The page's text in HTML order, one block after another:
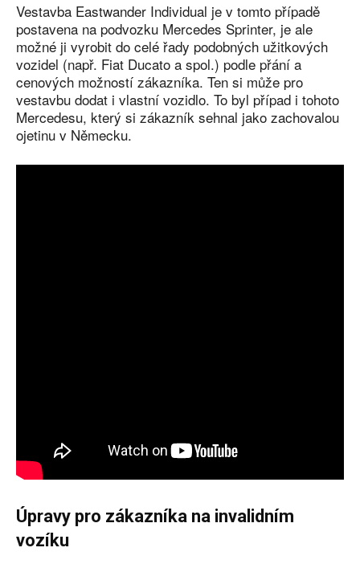
Vestavba Eastwander Individual je v tomto případě
postavena na podvozku Mercedes Sprinter, je ale
možné ji vyrobit do celé řady podobných užitkových
vozidel (např. Fiat Ducato a spol.) podle přání a
cenových možností zákazníka. Ten si může pro
vestavbu dodat i vlastní vozidlo. To byl případ i tohoto
Mercedesu, který si zákazník sehnal jako zachovalou
ojetinu v Německu.
Úpravy pro zákazníka na invalidním
vozíku